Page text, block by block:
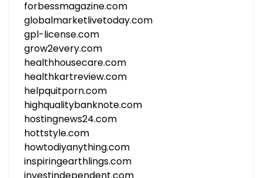
forbessmagazine.com
globalmarketlivetoday.com
gpl-license.com
grow2every.com
healthhousecare.com
healthkartreview.com
helpquitporn.com
highqualitybanknote.com
hostingnews24.com
hottstyle.com
howtodiyanything.com
inspiringearthlings.com